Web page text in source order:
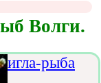
Волги.
игла-рыба